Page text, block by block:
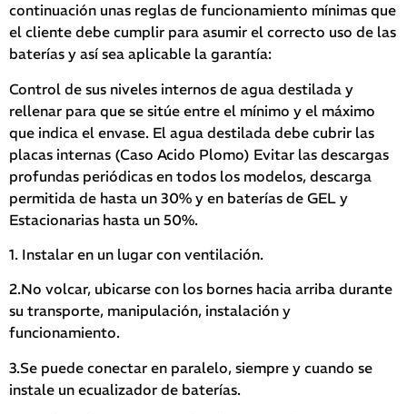
continuación unas reglas de funcionamiento mínimas que
el cliente debe cumplir para asumir el correcto uso de las
baterías y así sea aplicable la garantía:
Control de sus niveles internos de agua destilada y
rellenar para que se sitúe entre el mínimo y el máximo
que indica el envase. El agua destilada debe cubrir las
placas internas (Caso Acido Plomo) Evitar las descargas
profundas periódicas en todos los modelos, descarga
permitida de hasta un 30% y en baterías de GEL y
Estacionarias hasta un 50%.
1. Instalar en un lugar con ventilación.
2.No volcar, ubicarse con los bornes hacia arriba durante
su transporte, manipulación, instalación y
funcionamiento.
3.Se puede conectar en paralelo, siempre y cuando se
instale un ecualizador de baterías.